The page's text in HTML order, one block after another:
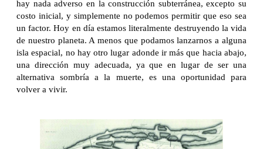
hay nada adverso en la construcción subterránea, excepto su
costo inicial, y simplemente no podemos permitir que eso sea
un factor. Hoy en día estamos literalmente destruyendo la vida
de nuestro planeta. A menos que podamos lanzarnos a alguna
isla espacial, no hay otro lugar adonde ir más que hacia abajo,
una dirección muy adecuada, ya que en lugar de ser una
alternativa sombría a la muerte, es una oportunidad para
volver a vivir.